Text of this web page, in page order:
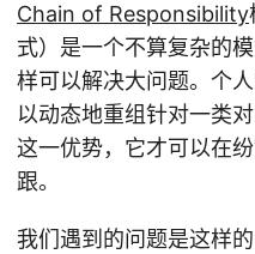
Chain of Responsibility
式）是一个不算复杂的
样可以解决大问题。个
以动态地重组针对一类
这一优势，它才可以在
跟。
我们遇到的问题是这样